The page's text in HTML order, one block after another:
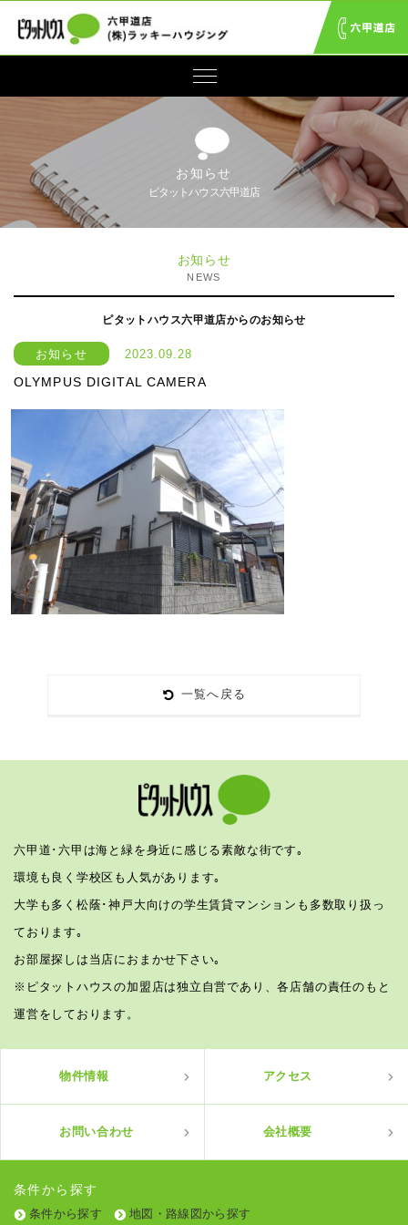
お知らせ
ピタットハウス六甲道店
お知らせ
NEWS
ピタットハウス六甲道店からのお知らせ
お知らせ 2023.09.28
OLYMPUS DIGITAL CAMERA
一覧へ戻る
六甲道･六甲は海と緑を身近に感じる素敵な街です｡
環境も良く学校区も人気があります｡
大学も多く松蔭･神戸大向けの学生賃貸マンションも多数取り扱っ
ております｡
お部屋探しは当店におまかせ下さい｡
※ピタットハウスの加盟店は独立自営であり、各店舗の責任のもと
運営をしております。
物件情報 アクセス
お問い合わせ 会社概要
条件から探す
条件から探す 地図・路線図から探す